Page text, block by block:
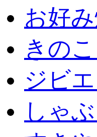
お好
きの
ジビ
しゃ